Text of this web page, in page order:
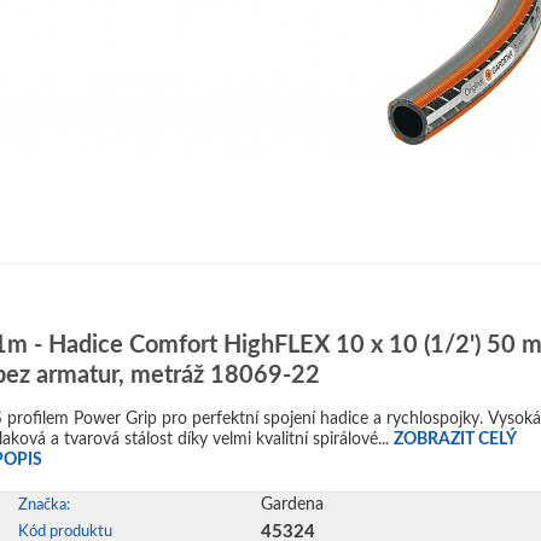
- Hadice Comfort HighFLEX 10 x 10 (1/2') 50 m
bez armatur, metráž 18069-22
profilem Power Grip pro perfektní spojení hadice a rychlospojky. Vysoká
a tvarová stálost díky velmi kvalitní spirálové... ZOBRAZIT CELÝ
Značka: Gardena
Kód produktu 45324